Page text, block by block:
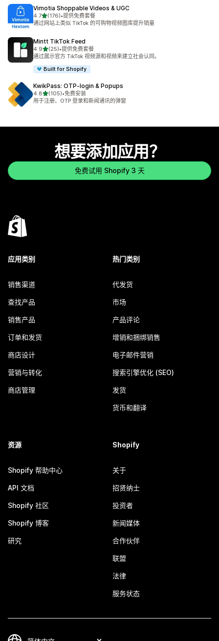
Vimotia Shoppable Videos & UGC
4.7星（满分 5 星）
(176)
总共 176 条评论
•提供免费套餐
通过网站上类似 TikTok 的可购物视频图库提升销量
Mintt TikTok Feed
4.9星（满分 5 星）
(25)
总共 25 条评论
•提供免费套餐
通过展示官方 TikTok 视频源和视频来建立社会认同。
Built for Shopify
KwikPass: OTP‑login & Popups
4.8星（满分 5 星）
(105)
总共 105 条评论
•免费安装
用于注册、OTP 登录和新闻通讯的弹窗
想要添加应用？
免费试用 Shopify 3 天
应用类别
销售渠道
查找产品
销售产品
订单和发货
商店设计
营销与转化
商店管理
热门类别
代发货
市场
产品评论
增销和捆绑销售
电子邮件营销
搜索引擎优化 (SEO)
发货
货币和翻译
资源
Shopify 帮助中心
API 文档
Shopify 社区
Shopify 博客
研究
Shopify
关于
招贤纳士
投资者
新闻媒体
合作伙伴
联盟
法律
服务状态